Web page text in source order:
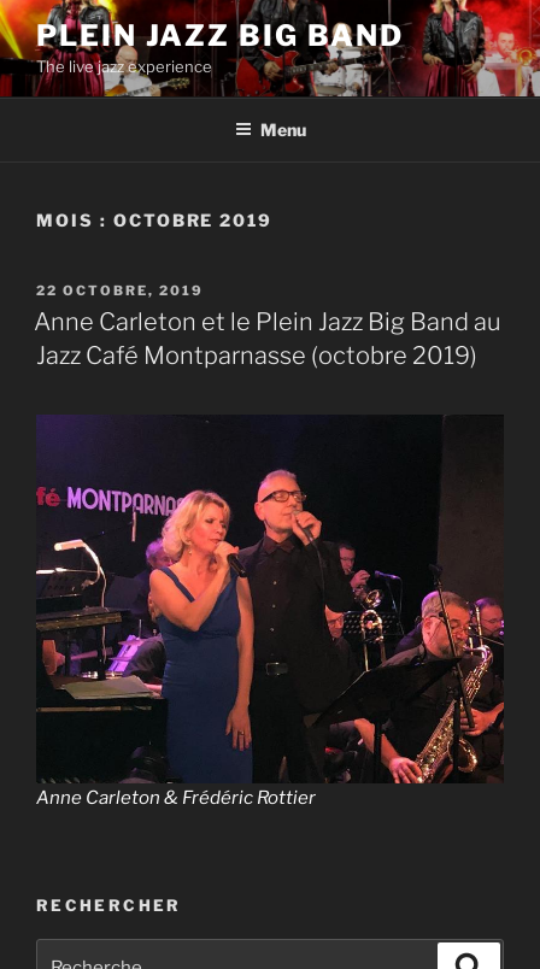
Aller
au
contenu
principal
PLEIN JAZZ BIG BAND
The live jazz experience
Menu
MOIS : OCTOBRE 2019
PUBLIÉ
LE
22 OCTOBRE, 2019
Anne Carleton et le Plein Jazz Big Band au
Jazz Café Montparnasse (octobre 2019)
Anne Carleton & Frédéric Rottier
RECHERCHER